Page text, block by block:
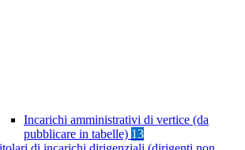
Incarichi amministrativi di vertice (da
pubblicare in tabelle) 13